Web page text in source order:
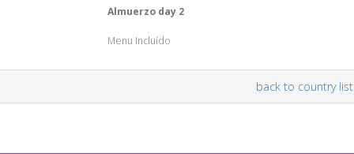
Almuerzo day 2
Menu Incluído
back to country list